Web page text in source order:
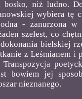
bosko, niż ludno.
wybiera tę
- zanurzona
szelest, co
bielskiej
z Leśmianem i
bowiem jej
nieznanego.